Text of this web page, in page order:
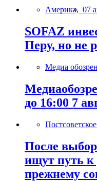
Америка, 07
SOFAZ
Перу, но не
Медиа
до 16:00 7
После
ищут путь к
прежнему